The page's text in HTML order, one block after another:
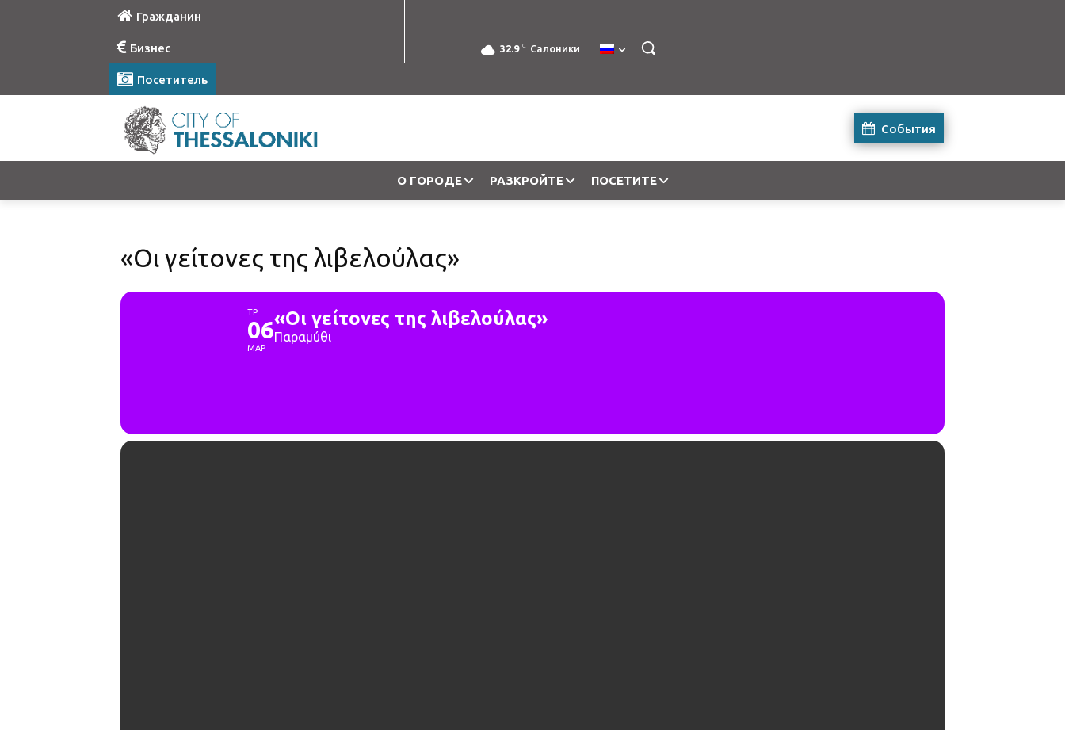
Гражданин
Бизнес
Посетитель
32.9 C Салоники
События
О ГОРОДЕ РАЗКРОЙТЕ ПОСЕТИТЕ
«Οι γείτονες της λιβελούλας»
ΤΡ
06
ΜΑΡ
«Οι γείτονες της λιβελούλας»
Παραμύθι